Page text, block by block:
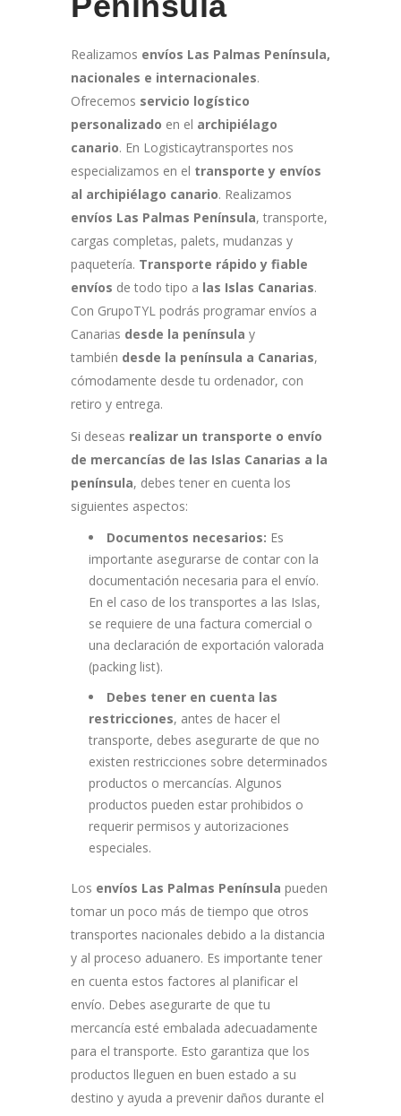
Realizamos envíos Las Palmas Península,
nacionales e internacionales.
Ofrecemos servicio logístico
personalizado en el archipiélago
canario. En Logisticaytransportes nos
especializamos en el transporte y envíos
al archipiélago canario. Realizamos
envíos Las Palmas Península, transporte,
cargas completas, palets, mudanzas y
paquetería. Transporte rápido y fiable
envíos de todo tipo a las Islas Canarias.
Con GrupoTYL podrás programar envíos a
Canarias desde la península y
también desde la península a Canarias,
cómodamente desde tu ordenador, con
retiro y entrega.
Si deseas realizar un transporte o envío
de mercancías de las Islas Canarias a la
península, debes tener en cuenta los
siguientes aspectos:
Documentos necesarios: Es
importante asegurarse de contar con la
documentación necesaria para el envío.
En el caso de los transportes a las Islas,
se requiere de una factura comercial o
una declaración de exportación valorada
(packing list).
Debes tener en cuenta las
restricciones, antes de hacer el
transporte, debes asegurarte de que no
existen restricciones sobre determinados
productos o mercancías. Algunos
productos pueden estar prohibidos o
requerir permisos y autorizaciones
especiales.
Los envíos Las Palmas Península pueden
tomar un poco más de tiempo que otros
transportes nacionales debido a la distancia
y al proceso aduanero. Es importante tener
en cuenta estos factores al planificar el
envío. Debes asegurarte de que tu
mercancía esté embalada adecuadamente
para el transporte. Esto garantiza que los
productos lleguen en buen estado a su
destino y ayuda a prevenir daños durante el